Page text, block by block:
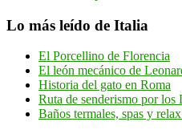
Lo más leído de Italia
El Porcellino de Florencia
El león mecánico de
Historia del gato en Roma
Ruta de senderismo por los
Baños termales, spas y